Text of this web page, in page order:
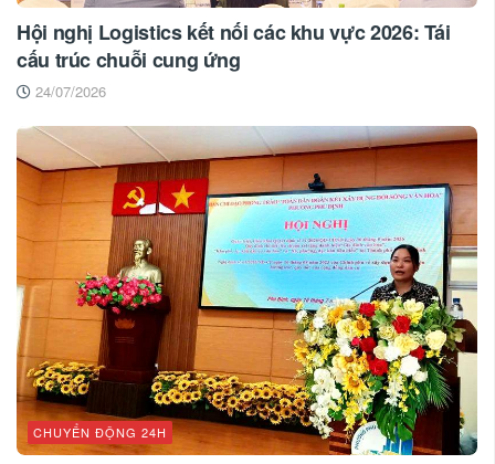
Hội nghị Logistics kết nối các khu vực 2026: Tái
cấu trúc chuỗi cung ứng
24/07/2026
CHUYỂN ĐỘNG 24H